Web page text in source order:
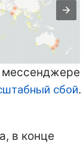
мессенджере
сбой.
в конце